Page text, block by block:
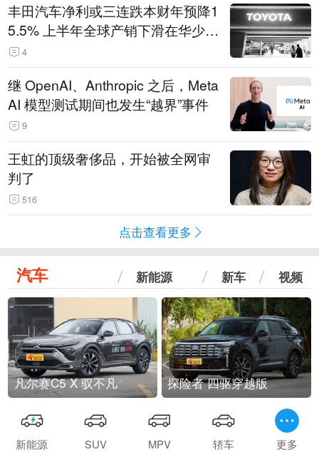
丰田汽车净利或三连跌本财年预降1
5.5% 上半年全球产销下滑在华少卖
14.3万辆
4
继 OpenAI、Anthropic 之后，Meta
AI 模型测试期间也发生“越界”事件
9
王虹的顶级奢侈品，开始被全网审
判了
516
点击查看更多
汽车 新能源 新车 视频
凡尔赛C5 X 驭不凡 探险者 四驱穿越版
新能源 SUV MPV 轿车 更多